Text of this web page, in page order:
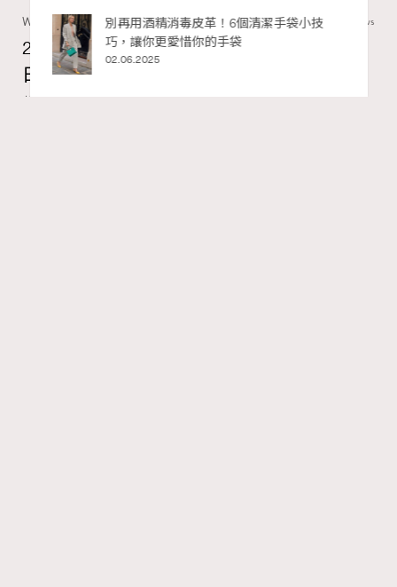
Wellness 70 views
2026年8月每周星座運程【8月9日至8月15
日】
莎拉